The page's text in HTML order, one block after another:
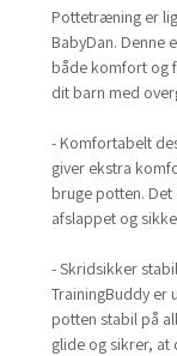
Pottetræning er
BabyDan. Denne
både komfort og
dit barn med
- Komfortabelt
giver ekstra
bruge potten.
afslappet og
- Skridsikker
TrainingBuddy
potten stabil på
glide og sikrer, at